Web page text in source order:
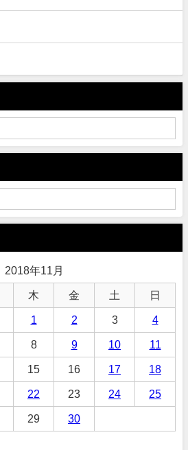
2018年11月
木 金 土 日
1 2 3 4
8 9 10 11
15 16 17 18
22 23 24 25
29
30